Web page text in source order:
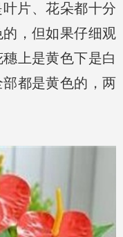
片、花朵都十分
，但如果仔细观
上是黄色下是白
都是黄色的，两